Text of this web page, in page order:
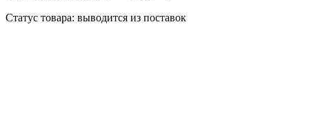
Статус товара: выводится из поставок